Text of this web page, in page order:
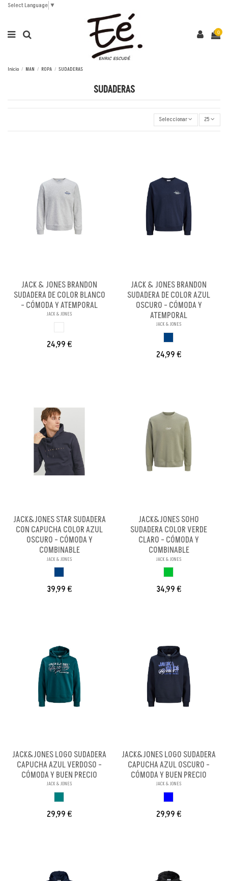
Select Language ▼
0
Inicio MAN ROPA SUDADERAS
SUDADERAS
Seleccionar 25
JACK & JONES BRANDON
SUDADERA DE COLOR BLANCO
- CÓMODA Y ATEMPORAL
JACK & JONES
24,99 €
JACK & JONES BRANDON
SUDADERA DE COLOR AZUL
OSCURO - CÓMODA Y
ATEMPORAL
JACK & JONES
24,99 €
JACK&JONES STAR SUDADERA
CON CAPUCHA COLOR AZUL
OSCURO - CÓMODA Y
COMBINABLE
JACK & JONES
39,99 €
JACK&JONES SOHO
SUDADERA COLOR VERDE
CLARO - CÓMODA Y
COMBINABLE
JACK & JONES
34,99 €
JACK&JONES LOGO SUDADERA
CAPUCHA AZUL VERDOSO -
CÓMODA Y BUEN PRECIO
JACK & JONES
29,99 €
JACK&JONES LOGO SUDADERA
CAPUCHA AZUL OSCURO -
CÓMODA Y BUEN PRECIO
JACK & JONES
29,99 €